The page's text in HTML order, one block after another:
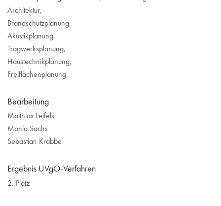
Architektur,
Brandschutzplanung,
Akustikplanung,
Tragwerksplanung,
Haustechnikplanung,
Freiflächenplanung
Bearbeitung
Matthias Leifels
Monia Sachs
Sebastian Krabbe
Ergebnis UVgO-Verfahren
2. Platz